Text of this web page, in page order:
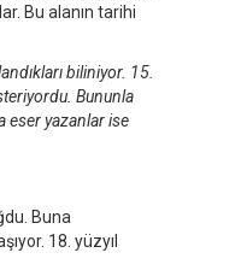
Bu alanın tarihi
biliniyor. 15.
Bununla
eser yazanlar ise
Buna
18. yüzyıl